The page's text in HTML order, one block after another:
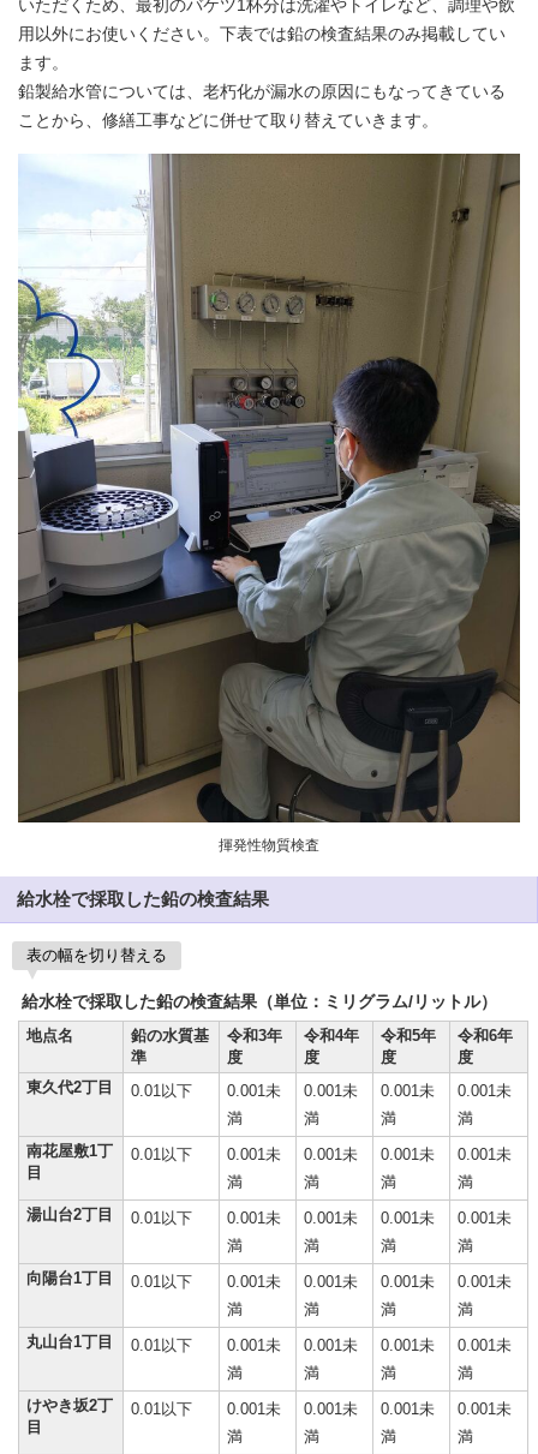
いただくため、最初のバケツ1杯分は洗濯やトイレなど、調理や飲
用以外にお使いください。下表では鉛の検査結果のみ掲載してい
ます。
鉛製給水管については、老朽化が漏水の原因にもなってきている
ことから、修繕工事などに併せて取り替えていきます。
揮発性物質検査
給水栓で採取した鉛の検査結果
表の幅を切り替える
給水栓で採取した鉛の検査結果（単位：ミリグラム/リットル）
地点名
鉛の水質基
準
令和3年
度
令和4年
度
令和5年
度
令和6年
度
東久代2丁目
0.01以下
0.001未
満
0.001未
満
0.001未
満
0.001未
満
南花屋敷1丁
目
0.01以下
0.001未
満
0.001未
満
0.001未
満
0.001未
満
湯山台2丁目
0.01以下
0.001未
満
0.001未
満
0.001未
満
0.001未
満
向陽台1丁目
0.01以下
0.001未
満
0.001未
満
0.001未
満
0.001未
満
丸山台1丁目
0.01以下
0.001未
満
0.001未
満
0.001未
満
0.001未
満
けやき坂2丁
目
0.01以下
0.001未
満
0.001未
満
0.001未
満
0.001未
満